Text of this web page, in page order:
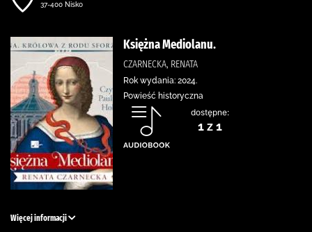
37-400 Nisko
Księżna Mediolanu.
CZARNECKA, RENATA
Rok wydania: 2024.
Powieść historyczna
dostępne:
1 z 1
Więcej informacji